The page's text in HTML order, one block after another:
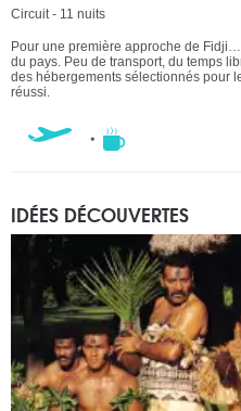
Circuit - 11 nuits
Pour une première approche de
du pays. Peu de transport, du temps
des hébergements sélectionnés pour
réussi.
IDÉES DÉCOUVERTES